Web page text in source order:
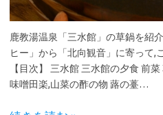
鹿教湯温泉「三水館」の草鍋を紹
ヒー」から「北向観音」に寄って,
【目次】 三水館 三水館の夕食 前
味噌田楽,山菜の酢の物 蕗の薹…